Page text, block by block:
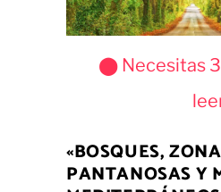
⬤ Necesitas 3
«BOSQUES,
PANTANOSAS Y